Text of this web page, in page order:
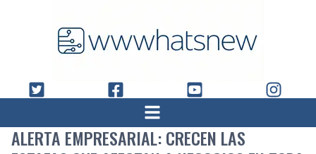
ALERTA EMPRESARIAL: CRECEN LAS